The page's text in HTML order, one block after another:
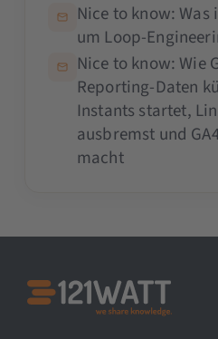
Nice to know:
um Loop-
Nice to know: Wie
Reporting-Daten
Instants startet,
ausbremst und
macht